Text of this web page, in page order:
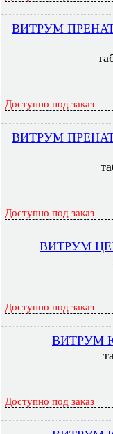
ВИТРУМ
Доступно под заказ
ВИТРУМ
Доступно под заказ
ВИТРУМ
Доступно под заказ
ВИТРУМ
Доступно под заказ